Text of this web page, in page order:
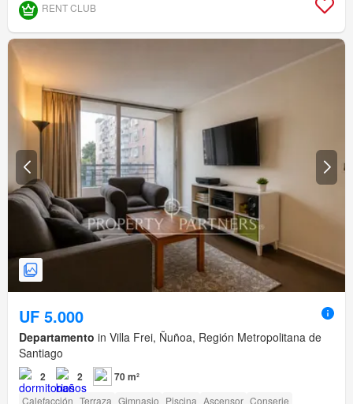
RENT CLUB
UF 5.000
Departamento in Villa Frei, Ñuñoa, Región Metropolitana de
Santiago
2 2 70 m²
Calefacción Terraza Gimnasio Piscina Ascensor Conserje